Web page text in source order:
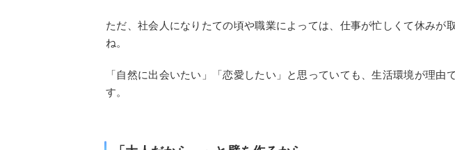
ただ、社会人になりたての頃や職業によっては、仕事が忙しくて休みが
ね。
「自然に出会いたい」「恋愛したい」と思っていても、生活環境が理由
す。